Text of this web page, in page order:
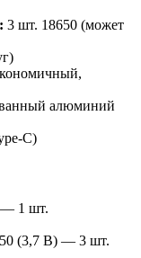
3 шт. 18650 (может
алюминий
C)
— 1 шт.
(3,7 В) — 3 шт.